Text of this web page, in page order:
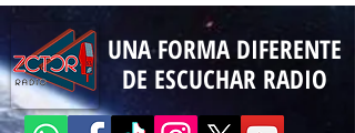
UNA FORMA DIFERENTE
DE ESCUCHAR RADIO